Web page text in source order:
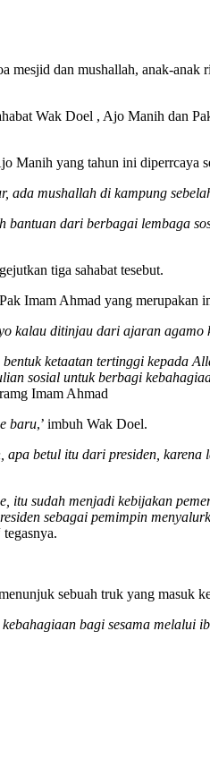
dan mushallah, anak-
Wak Doel , Ajo Manih dan
Manih yang tahun ini diperrcaya
mushallah di kampung
dari berbagai lembaga
tiga sahabat tesebut.
Imam Ahmad yang merupakan
kalau ditinjau dari ajaran agamo
ketaatan tertinggi kepada
sosial untuk berbagi
Imam Ahmad
baru,’ imbuh Wak Doel.
betul itu dari presiden,
itu sudah menjadi kebijakan
sebagai pemimpin
tegasnya.
sebuah truk yang masuk
bagi sesama melalui